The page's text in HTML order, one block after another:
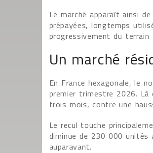
Le marché apparaît ainsi
prépayées, longtemps
progressivement du
Un marché
En France hexagonale, le
premier trimestre 2026. Là
trois mois, contre une
Le recul touche
diminue de 230 000
auparavant.